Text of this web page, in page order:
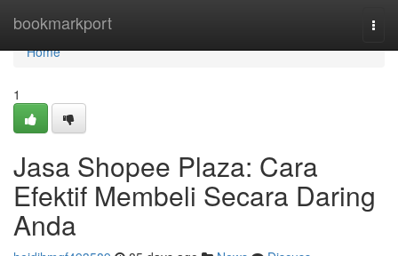
bookmarkport
Home
Home
1
Jasa Shopee Plaza: Cara
Efektif Membeli Secara Daring
Anda